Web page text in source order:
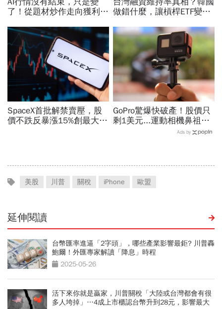
了！從題材炒作走向獲利驗 做錯什麼，讓槓桿ETF變風
解
SpaceX首批解禁賣壓，股
價不跌反暴漲15%創最大漲
GoPro驚爆快破產！股價只
剩1美元...運動相機鼻祖為
何摔落神壇？公司曝致命一
Ads by
美股 川普 關稅 iPhone 歐盟
延伸閱讀
台幣匯率進逼「2字頭」，哪些產業影響最鉅? 川普轟
鮑爾！外匯專家解讀「降息」時程
2025-05-26
活下來你就是贏家，川普關稅「大陸或台灣都會有很
多人垮掉」…4成上市櫃認台幣升到28元，影響最大